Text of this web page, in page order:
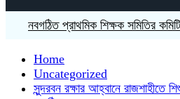
নবগঠিত প্রাথমিক শিক্ষক সমিতির কমিটির
Home
Uncategorized
সুন্দরবন রক্ষার আহ্বানে রাজশাহীতে